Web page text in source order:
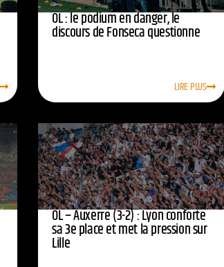
OL : le podium en danger, le
discours de Fonseca questionne
LIRE PLUS
OL – Auxerre (3-2) : Lyon conforte
sa 3e place et met la pression sur
Lille